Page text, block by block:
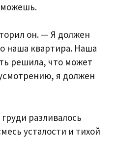
он. — Я должен
наша квартира. Наша
решила, что может
я должен
разливалось
усталости и тихой